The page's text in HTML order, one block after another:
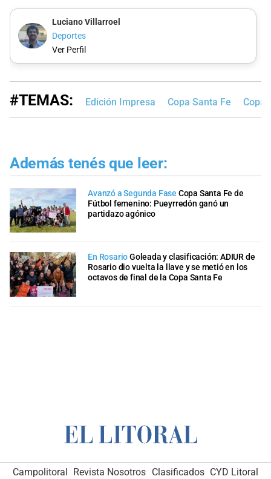
Luciano Villarroel
Deportes
Ver Perfil
#TEMAS: Edición Impresa Copa Santa Fe Copa
Además tenés que leer:
Avanzó a Segunda Fase Copa Santa Fe de
Fútbol femenino: Pueyrredón ganó un
partidazo agónico
En RosarioGoleada y clasificación: ADIUR de
Rosario dio vuelta la llave y se metió en los
octavos de final de la Copa Santa Fe
Campolitoral Revista Nosotros Clasificados CYD Litoral